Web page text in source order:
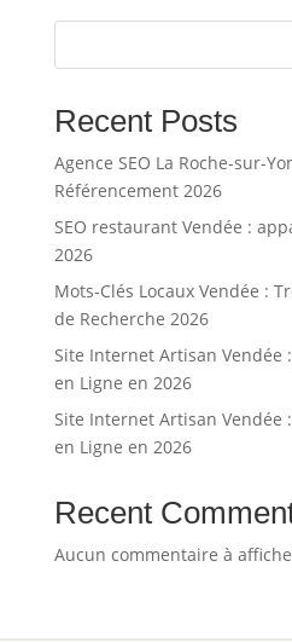
Recent Posts
Agence SEO La Roche-sur-
Référencement 2026
SEO restaurant Vendée :
2026
Mots-Clés Locaux Vendée :
de Recherche 2026
Site Internet Artisan Vendée
en Ligne en 2026
Site Internet Artisan Vendée
en Ligne en 2026
Recent
Aucun commentaire à